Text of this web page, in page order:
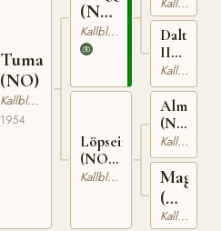
Tuma
(NO)
Kallblodig Travare
1954
(NO)
T-
169
Kallblodig Travare
Löpseira
(NO)
T-1119
Kallblodig Travare
T-
66
Dalterna
II
(NO)
T-
201
Kallblodig Travare
(NO)
T-
106
Kallblodig Travare
Magga
(NO)
T-Kallblodig Travare